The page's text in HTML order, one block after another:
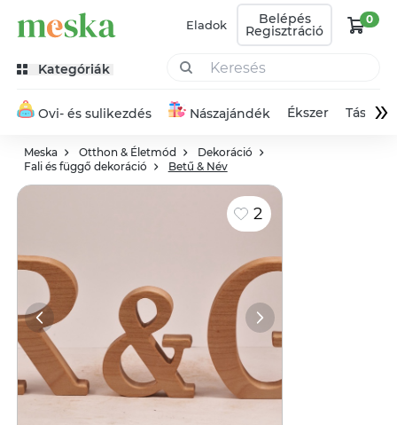
Eladok Belépés
Regisztráció
0
Kategóriák
Ovi- és sulikezdés Nászajándék Ékszer Táska»
Meska Otthon & Életmód
Dekoráció
Fali és függő dekoráció
Betű & Név
2